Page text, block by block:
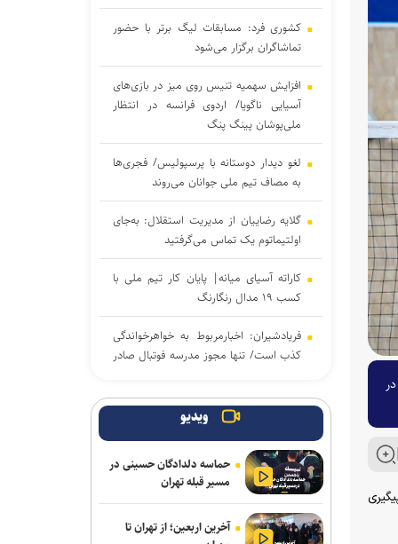
در
کشوری فرد: مسابقات لیگ برتر با حضور
تماشاگران برگزار می‌شود
افزایش سهمیه تنیس روی میز در بازی‌های
آسیایی ناگویا/ اردوی فرانسه در انتظار
ملی‌پوشان پینگ پنگ
لغو دیدار دوستانه با پرسپولیس/ فجری‌ها
به مصاف تیم ملی جوانان می‌روند
گلایه رضاییان از مدیریت استقلال: به‌جای
اولتیماتوم یک تماس می‌گرفتید
کاراته آسیای میانه| پایان کار تیم ملی با
کسب ۱۹ مدال رنگارنگ
فریادشیران: اخبارمربوط به خواهرخواندگی
کذب است/ تنها مجوز مدرسه فوتبال صادر
بخشی: فرجی مدالی با ارزش‌تر از مسابقات
آسیایی و المپیک بدرخشد
انتصاب دبیر جدید فدراسیون کشتی
تقوی: دیر شروع کردیم و مجبوریم تیم را
ویدیو
حماسه دلدادگان حسینی در
مسیر قبله تهران
آخرین اربعین؛ از تهران تا